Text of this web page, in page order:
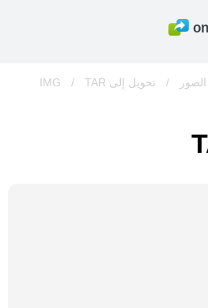
الصور / تحويل إلى IMG /
TAR